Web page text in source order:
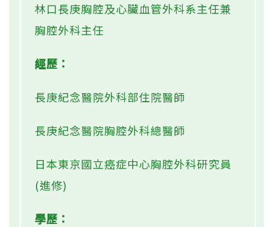
林口長庚胸腔及心臟血管外科系主任兼
胸腔外科主任
經歷：
長庚紀念醫院外科部住院醫師
長庚紀念醫院胸腔外科總醫師
日本東京國立癌症中心胸腔外科研究員
(進修)
學歷：